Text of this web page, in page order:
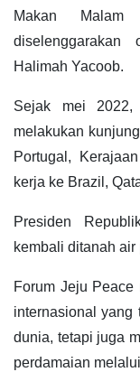
Makan
diselenggarakan
Halimah Yacoob.
Sejak mei 2022,
melakukan
Portugal,
kerja ke Brazil,
Presiden
kembali ditanah
Forum Jeju Peace
internasional yang
dunia, tetapi juga
perdamaian